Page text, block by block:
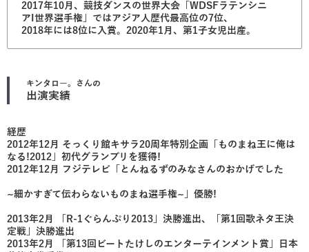
2017年10月、競技ダンスの世界大会「WDSFラテンシニ
アI世界選手権」ではアジア人歴代最高位の7位、
2018年には8位に入賞。2020年1月、第1子女児出産。
キンタロー。 さんの
出演実績
経歴
2012年12月 そっくり館キサラ20周年特別企画「ものまね王に俺は
なる!2012」初代グランプリを獲得!
2012年12月 フジテレビ「とんねるずのみなさんのおかげでした
~細かすぎて伝わらないものまね選手権~」優勝!
2013年2月 「R-1ぐらんぷり2013」決勝進出、「第1回歌ネタ王決
定戦」決勝進出
2013年2月 「第13回ビートたけしのエンターテインメント賞」日本